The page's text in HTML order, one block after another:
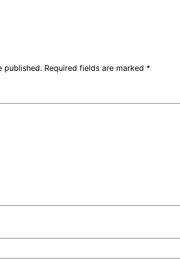
published. Required fields are marked *